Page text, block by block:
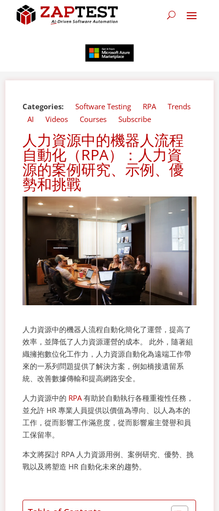
Categories: Software Testing RPA
Trends
AI
Videos Courses Subscribe
人力資源中的機器人流程
自動化（RPA）：人力資
源的案例研究、示例、優
勢和挑戰
人力資源中的機器人流程自動化簡化了運營，提高了
效率，並降低了人力資源運營的成本。 此外，隨著組
織擁抱數位化工作力，人力資源自動化為遠端工作帶
來的一系列問題提供了解決方案，例如橋接遺留系
統、改善數據傳輸和提高網路安全。
人力資源中的 RPA有助於自動執行各種重複性任務，
並允許 HR 專業人員提供以價值為導向、以人為本的
工作，從而影響工作滿意度，從而影響雇主聲譽和員
工保留率。
本文將探討 RPA 人力資源用例、案例研究、優勢、挑
戰以及將塑造 HR 自動化未來的趨勢。